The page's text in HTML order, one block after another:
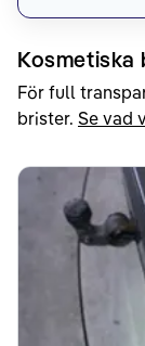
Kosmetiska
För full
brister. Se vad